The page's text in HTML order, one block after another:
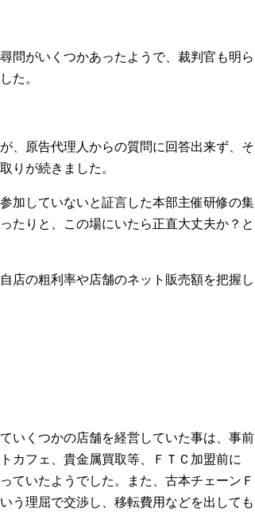
問がいくつかあったようで、裁判官も明ら
た。
、原告代理人からの質問に回答出来ず、そ
りが続きました。
加していないと証言した本部主催研修の集
たりと、この場にいたら正直大丈夫か？と
店の粗利率や店舗のネット販売額を把握し
いくつかの店舗を経営していた事は、事前
カフェ、貴金属買取等、ＦＴＣ加盟前に
ていたようでした。また、古本チェーンＦ
う理屈で交渉し、移転費用などを出しても